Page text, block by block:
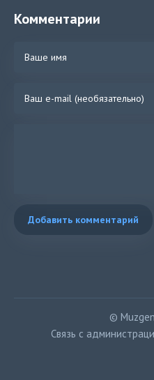
Комментарии
Добавить комментарий
©
Связь с